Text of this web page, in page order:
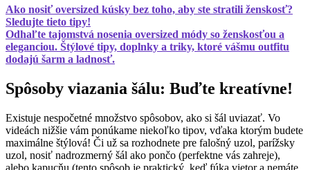
Ako nosiť oversized kúsky bez toho, aby ste stratili ženskosť?
Sledujte tieto tipy!
Odhaľte tajomstvá nosenia oversized módy so ženskosťou a
eleganciou. Štýlové tipy, doplnky a triky, ktoré vášmu outfitu
dodajú šarm a ladnosť.
Spôsoby viazania šálu: Buďte kreatívne!
Existuje nespočetné množstvo spôsobov, ako si šál uviazať. Vo
videách nižšie vám ponúkame niekoľko tipov, vďaka ktorým budete
maximálne štýlová! Či už sa rozhodnete pre falošný uzol, parížsky
uzol, nosiť nadrozmerný šál ako pončo (perfektne vás zahreje),
alebo kapucňu (tento spôsob je praktický, keď fúka vietor a nemáte